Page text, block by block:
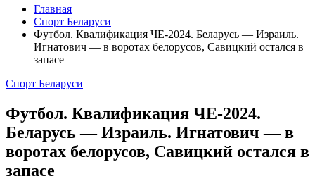
Главная
Спорт Беларуси
Футбол. Квалификация ЧЕ-2024. Беларусь — Израиль.
Игнатович — в воротах белорусов, Савицкий остался в
запасе
Спорт Беларуси
Футбол. Квалификация ЧЕ-2024.
Беларусь — Израиль. Игнатович — в
воротах белорусов, Савицкий остался в
запасе